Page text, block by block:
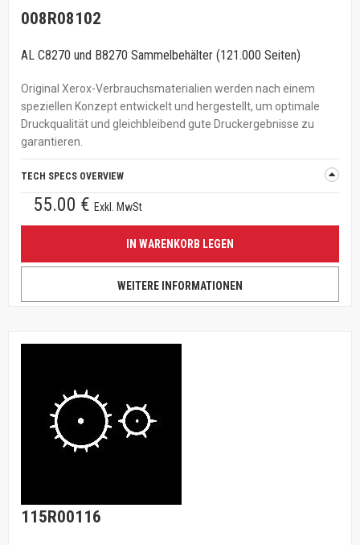
008R08102
AL C8270 und B8270 Sammelbehälter (121.000 Seiten)
Original Xerox-Verbrauchsmaterialien werden nach einem
speziellen Konzept entwickelt und hergestellt, um optimale
Druckqualität und gleichbleibend gute Druckergebnisse zu
garantieren.
TECH SPECS OVERVIEW
55.00 € Exkl. MwSt
IN WARENKORB LEGEN
WEITERE INFORMATIONEN
115R00116